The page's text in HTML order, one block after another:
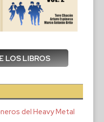
LOS LIBROS
del Heavy Metal